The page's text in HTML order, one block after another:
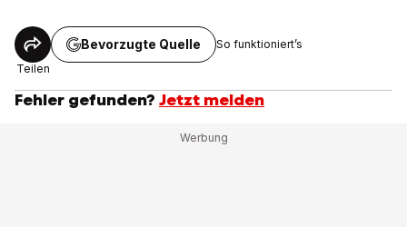
Teilen
Bevorzugte Quelle So funktioniert’s
Fehler gefunden? Jetzt melden